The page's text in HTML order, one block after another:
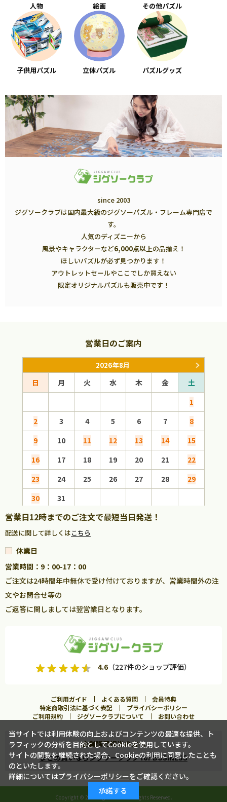
カートに入れる
この商品に合うフレームを見る
人物 絵画 その他パズル
子供用パズル 立体パズル パズルグッズ
since 2003
ジグソークラブは国内最大級のジグソーパズル・フレーム専門店で
す。
人気のディズニーから
風景やキャラクターなど6,000点以上の品揃え！
ほしいパズルが必ず見つかります！
アウトレットセールやここでしか買えない
限定オリジナルパズルも販売中です！
営業日のご案内
2026年8月
日 月 火 水 木 金
土
1
2
3 4 5 6 7
8
9
10 11 12 13 14
15
16
17 18 19 20 21
22
23
24 25 26 27 28
29
30
31
営業日12時までのご注文で最短当日発送！
配送に関して詳しくはこちら
休業日
営業時間：9：00-17：00
ご注文は24時間年中無休で受け付けておりますが、営業時間外の注
文やお問合せ等の
ご返答に関しましては翌営業日となります。
4.6（227件のショップ評価）
ご利用ガイド よくある質問
会員特典
特定商取引法に基づく表記
プライバシーポリシー
ご利用規約
ジグソークラブについて お問い合わせ
企業購買担当の方へ
まとめ買いならジグソークラブ for BUSINESS
Copyright © 2026 Jigsawclub. All Rights Reserved.
当サイトでは利用体験の向上およびコンテンツの最適な提供、ト
ラフィックの分析を目的としてCookieを使用しています。
サイトの閲覧を継続された場合、Cookieの利用に同意したことも
のといたします。
詳細についてはプライバシーポリシーをご確認ください。
承諾する